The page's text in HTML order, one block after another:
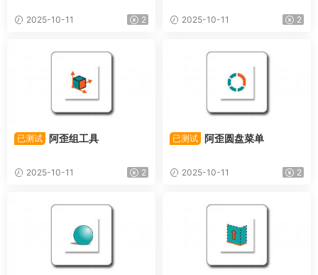
2025-10-11 2 2025-10-11 2
已测试 阿歪组工具
2025-10-11 2
已测试 阿歪圆盘菜单
2025-10-11 2